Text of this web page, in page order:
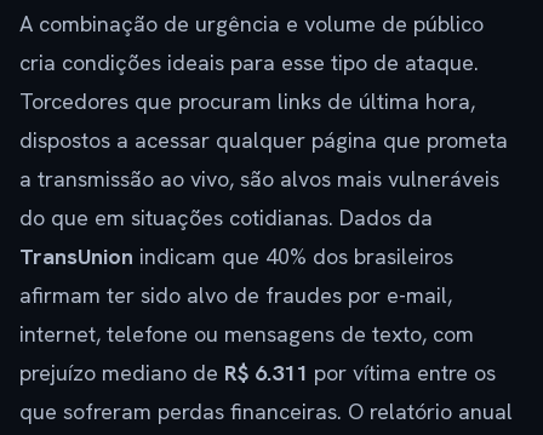
A combinação de urgência e volume de público
cria condições ideais para esse tipo de ataque.
Torcedores que procuram links de última hora,
dispostos a acessar qualquer página que prometa
a transmissão ao vivo, são alvos mais vulneráveis
do que em situações cotidianas. Dados da
TransUnion indicam que 40% dos brasileiros
afirmam ter sido alvo de fraudes por e-mail,
internet, telefone ou mensagens de texto, com
prejuízo mediano de R$ 6.311 por vítima entre os
que sofreram perdas financeiras. O relatório anual